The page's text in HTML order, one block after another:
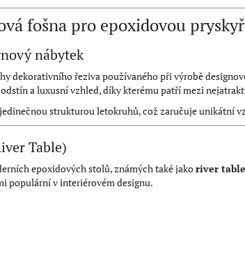
fošna pro epoxidovou
nábytek
dekorativního řeziva používaného při výrobě
a luxusní vzhled, díky kterému patří mezi
strukturou letokruhů, což zaručuje unikátní
Table)
epoxidových stolů, známých také jakoriver table
populární v interiérovém designu.